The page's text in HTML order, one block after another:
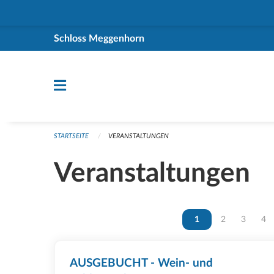
Schloss Meggenhorn
STARTSEITE VERANSTALTUNGEN
Veranstaltungen
Vous êtes sur la page
1 Vous êtes sur
2 Vous
3 4
AUSGEBUCHT - Wein- und